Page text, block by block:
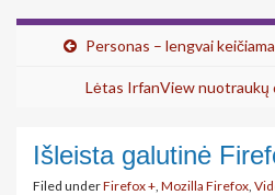
Personas – lengvai
Lėtas IrfanView nuotraukų
Išleista galutinė
Filed underFirefox +, Mozilla Firefox,